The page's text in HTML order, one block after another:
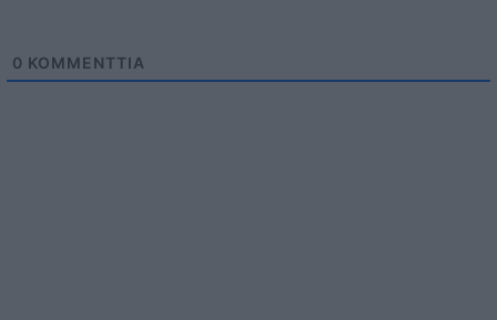
0 KOMMENTTIA